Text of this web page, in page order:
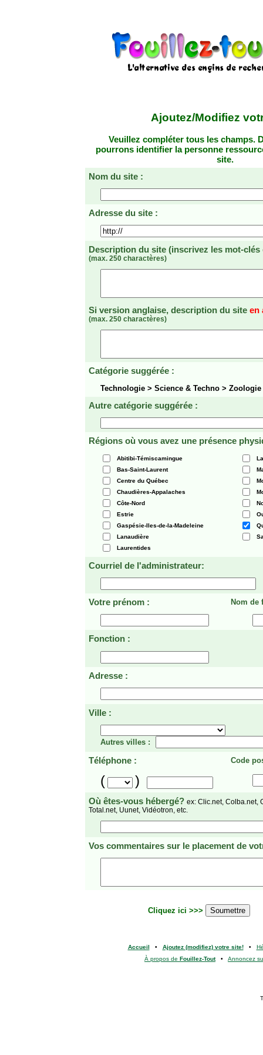
Ajoutez/Modifiez
Veuillez compléter tous les champs.
pourrons identifier la personne
site.
Nom du site :
Adresse du site :
Description du site (inscrivez les mot-
(max. 250 charactères)
Si version anglaise, description du site en
(max. 250 charactères)
Catégorie suggérée :
Technologie > Science & Techno >
Autre catégorie suggérée :
Régions où vous avez une présence
Abitibi-Témiscamingue
Bas-Saint-Laurent
Centre du Québec
Chaudières-Appalaches
Côte-Nord
Estrie
Gaspésie-Iles-de-la-Madeleine
Lanaudière
Laurentides
Courriel de l'administrateur:
Votre prénom : Nom de
Fonction :
Adresse :
Ville :
Autres villes :
Téléphone : Code
( )
Où êtes-vous hébergé? ex: Clic.net, Colba.net,
Total.net, Uunet, Vidéotron, etc.
Vos commentaires sur le placement de
Cliquez ici >>>
Accueil • Ajoutez (modifiez) votre site!•
À propos de Fouillez-Tout• Annoncez